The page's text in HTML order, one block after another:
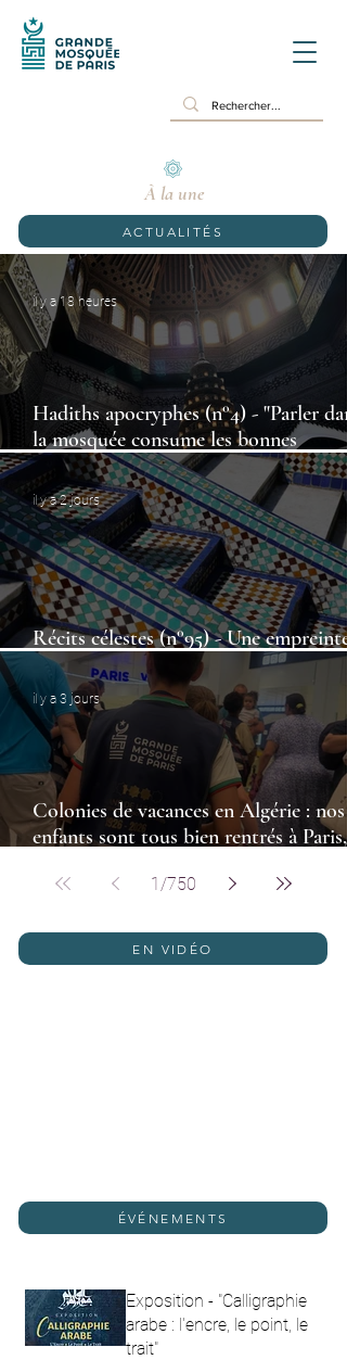
À la une
ACTUALITÉS
Hadiths apocryphes (n°4) - "Parler
la mosquée consume les bonnes
œuvres,comme le feu consume le bois"
il y a 18 heures
Récits célestes (n°95) - Une empreinte
qui dépasse la durée d’une vie
il y a 2 jours
Colonies de vacances en Algérie : nos
enfants sont tous bien rentrés à Paris,
il y a 3 jours
1 /750
EN VIDÉO
ÉVÉNEMENTS
Exposition - "Calligraphie
arabe : l'encre, le point, le
trait"